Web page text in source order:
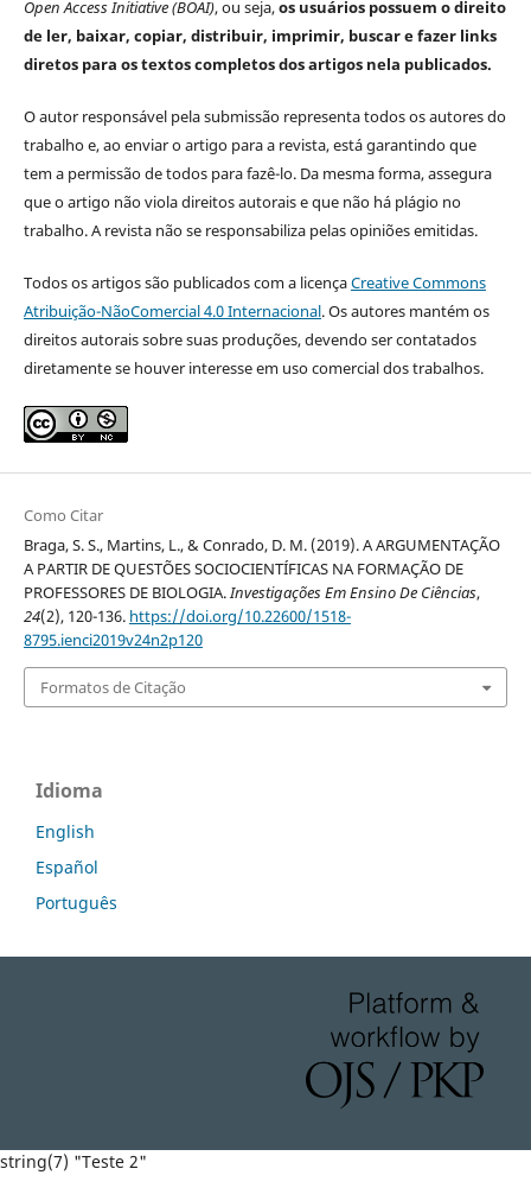
Open Access Initiative (BOAI), ou seja,os usuários possuem o direito
de ler, baixar, copiar, distribuir, imprimir, buscar e fazer links
diretos para os textos completos dos artigos nela publicados.
O autor responsável pela submissão representa todos os autores do
trabalho e, ao enviar o artigo para a revista, está garantindo que
tem a permissão de todos para fazê-lo. Da mesma forma, assegura
que o artigo não viola direitos autorais e que não há plágio no
trabalho. A revista não se responsabiliza pelas opiniões emitidas.
Todos os artigos são publicados com a licençaCreative Commons
Atribuição-NãoComercial 4.0 Internacional. Os autores mantém os
direitos autorais sobre suas produções, devendo ser contatados
diretamente se houver interesse em uso comercial dos trabalhos.
Como Citar
Braga, S. S., Martins, L., & Conrado, D. M. (2019). A ARGUMENTAÇÃO
A PARTIR DE QUESTÕES SOCIOCIENTÍFICAS NA FORMAÇÃO DE
PROFESSORES DE BIOLOGIA.Investigações Em Ensino De Ciências,
24(2), 120-136. https://doi.org/10.22600/1518-
8795.ienci2019v24n2p120
Formatos de Citação
Idioma
English
Español
Português
string(7) "Teste 2"